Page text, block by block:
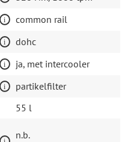
common rail
dohc
ja, met intercooler
partikelfilter
55 l
n.b.